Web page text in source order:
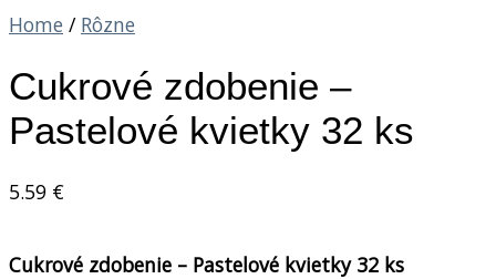
Home / Rôzne
Cukrové zdobenie –
Pastelové kvietky 32 ks
5.59 €
Cukrové zdobenie – Pastelové kvietky 32 ks